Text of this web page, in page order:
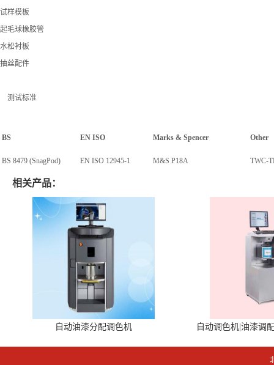
试样模板
起毛球橡胶管
水松衬板
抽丝配件
测试标准
BS EN ISO Marks & Spencer Other
BS 8479 (SnagPod) EN ISO 12945-1 M&S P18A TWC-
相关产品：
自动油漆分配调色机 自动调色机|油漆调